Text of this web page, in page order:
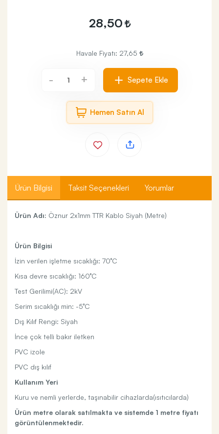
28,50
Havale Fiyatı: 27,65
- + Sepete Ekle
Hemen Satın Al
Ürün Bilgisi Taksit Seçenekleri Yorumlar
Ürün Adı: Öznur 2x1mm TTR Kablo Siyah (Metre)
Ürün Bilgisi
İzin verilen işletme sıcaklığı: 70°C
Kısa devre sıcaklığı: 160°C
Test Gerilimi(AC): 2kV
Serim sıcaklığı min: -5°C
Dış Kılıf Rengi: Siyah
İnce çok telli bakır iletken
PVC izole
PVC dış kılıf
Kullanım Yeri
Kuru ve nemli yerlerde, taşınabilir cihazlarda(ısıtıcılarda)
Ürün metre olarak satılmakta ve sistemde 1 metre fiyatı
görüntülenmektedir.